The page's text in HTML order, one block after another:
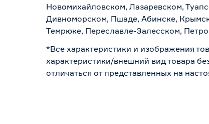
Новомихайловском, Лазаревском,
Дивноморском, Пшаде, Абинске,
Темрюке, Переславле-Залесском,
*Все характеристики и изображения
характеристики/внешний вид товара
отличаться от представленных на